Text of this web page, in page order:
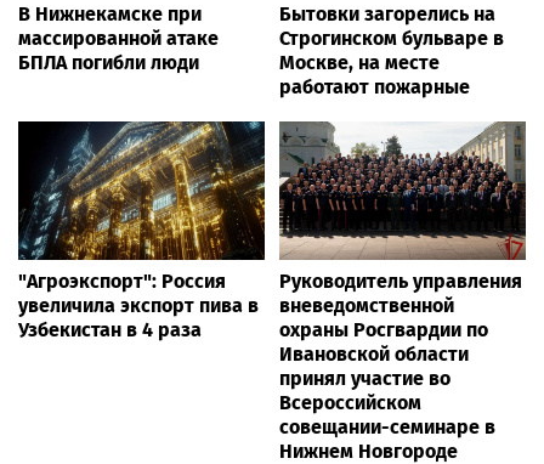
В Нижнекамске при
массированной атаке
БПЛА погибли люди
Бытовки загорелись на
Строгинском бульваре в
Москве, на месте
работают пожарные
"Агроэкспорт": Россия
увеличила экспорт пива в
Узбекистан в 4 раза
Руководитель управления
вневедомственной
охраны Росгвардии по
Ивановской области
принял участие во
Всероссийском
совещании-семинаре в
Нижнем Новгороде